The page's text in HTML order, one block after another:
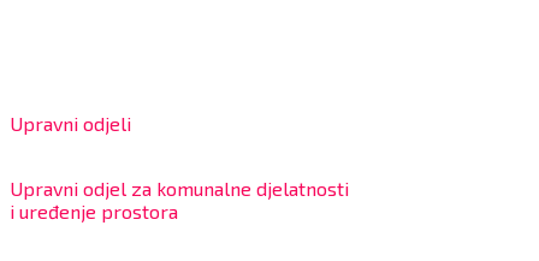
Upravni odjeli
Upravni odjel za komunalne djelatnosti
i uređenje prostora